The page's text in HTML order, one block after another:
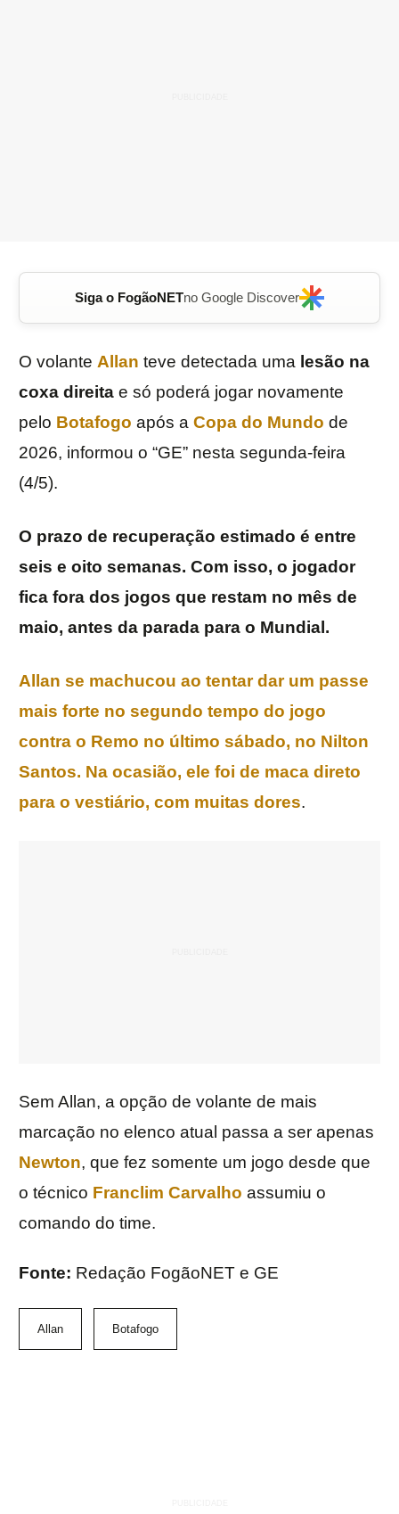
Siga o FogãoNETno Google Discover
O volante Allan teve detectada uma lesão na
coxa direita e só poderá jogar novamente
pelo Botafogo após a Copa do Mundo de
2026, informou o “GE” nesta segunda-feira
(4/5).
O prazo de recuperação estimado é entre
seis e oito semanas. Com isso, o jogador
fica fora dos jogos que restam no mês de
maio, antes da parada para o Mundial.
Allan se machucou ao tentar dar um passe
mais forte no segundo tempo do jogo
contra o Remo no último sábado, no Nilton
Santos. Na ocasião, ele foi de maca direto
para o vestiário, com muitas dores.
Sem Allan, a opção de volante de mais
marcação no elenco atual passa a ser apenas
Newton, que fez somente um jogo desde que
o técnico Franclim Carvalho assumiu o
comando do time.
Fonte: Redação FogãoNET e GE
Allan Botafogo